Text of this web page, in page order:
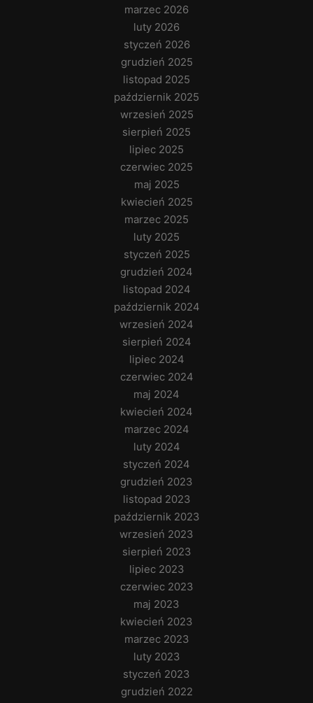
marzec 2026
luty 2026
styczeń 2026
grudzień 2025
listopad 2025
październik 2025
wrzesień 2025
sierpień 2025
lipiec 2025
czerwiec 2025
maj 2025
kwiecień 2025
marzec 2025
luty 2025
styczeń 2025
grudzień 2024
listopad 2024
październik 2024
wrzesień 2024
sierpień 2024
lipiec 2024
czerwiec 2024
maj 2024
kwiecień 2024
marzec 2024
luty 2024
styczeń 2024
grudzień 2023
listopad 2023
październik 2023
wrzesień 2023
sierpień 2023
lipiec 2023
czerwiec 2023
maj 2023
kwiecień 2023
marzec 2023
luty 2023
styczeń 2023
grudzień 2022